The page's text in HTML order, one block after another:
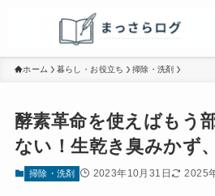
ホーム 暮らし・お役立ち 掃除・洗剤
酵素革命を使えばもう
ない！生乾き臭みかず
掃除・洗剤 2023年10月31日 2025